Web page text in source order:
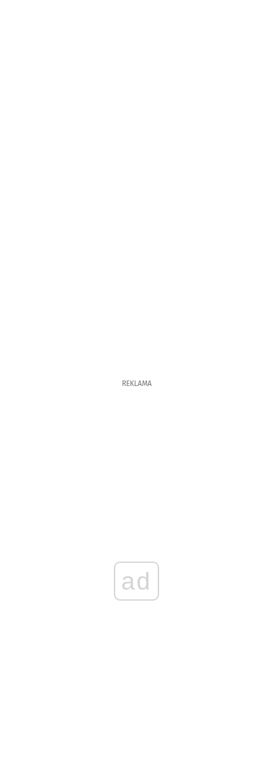
REKLAMA
ad